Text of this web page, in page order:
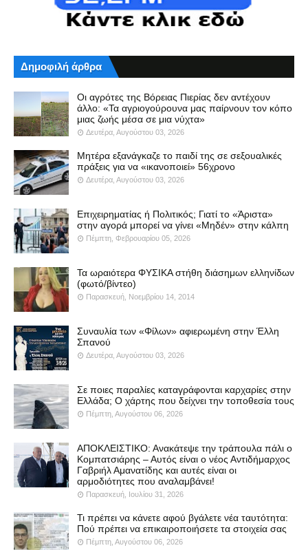
Δημοφιλή άρθρα
Οι αγρότες της Βόρειας Πιερίας δεν αντέχουν
άλλο: «Τα αγριογούρουνα μας παίρνουν τον κόπο
μιας ζωής μέσα σε μια νύχτα»
Δευτέρα, Αυγούστου 03, 2026
Μητέρα εξανάγκαζε το παιδί της σε σεξουαλικές
πράξεις για να «ικανοποιεί» 56χρονο
Δευτέρα, Αυγούστου 03, 2026
Επιχειρηματίας ή Πολιτικός; Γιατί το «Άριστα»
στην αγορά μπορεί να γίνει «Μηδέν» στην κάλπη
Πέμπτη, Φεβρουαρίου 05, 2026
Τα ωραιότερα ΦΥΣΙΚΑ στήθη διάσημων ελληνίδων
(φωτό/βίντεο)
Παρασκευή, Νοεμβρίου 14, 2014
Συναυλία των «Φίλων» αφιερωμένη στην Έλλη
Σπανού
Δευτέρα, Αυγούστου 03, 2026
Σε ποιες παραλίες καταγράφονται καρχαρίες στην
Ελλάδα; Ο χάρτης που δείχνει την τοποθεσία τους
Πέμπτη, Αυγούστου 06, 2026
ΑΠΟΚΛΕΙΣΤΙΚΟ: Ανακάτεψε την τράπουλα πάλι ο
Κομπατσιάρης – Αυτός είναι ο νέος Αντιδήμαρχος
Γαβριήλ Αμανατίδης και αυτές είναι οι
αρμοδιότητες που αναλαμβάνει!
Παρασκευή, Ιουλίου 31, 2026
Τι πρέπει να κάνετε αφού βγάλετε νέα ταυτότητα:
Πού πρέπει να επικαιροποιήσετε τα στοιχεία σας
Πέμπτη, Αυγούστου 06, 2026